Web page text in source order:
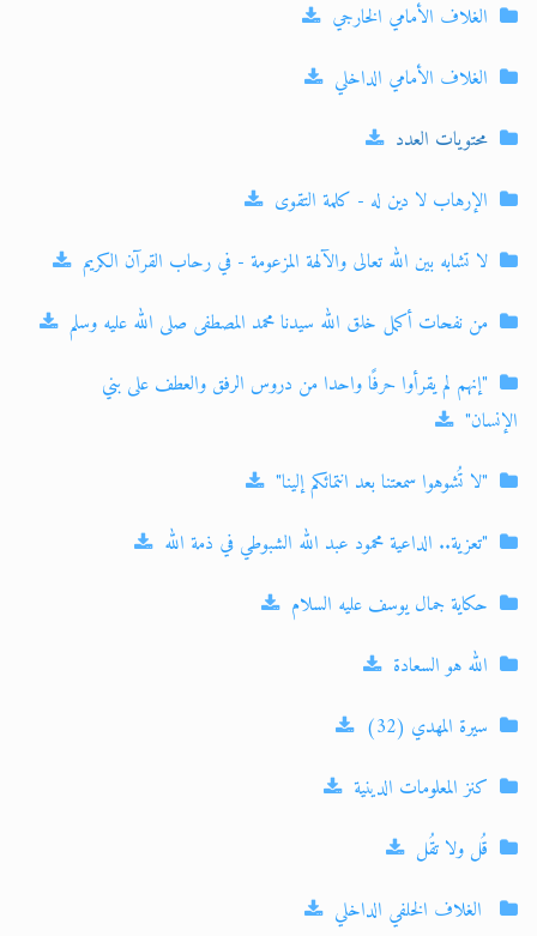
الغلاف الأمامي الخارجي
الغلاف الأمامي الداخلي
محتويات العدد
الإرهاب لا دين له - كلمة التقوى
لا تشابه بين الله تعالى والآلهة المزعومة - في رحاب القرآن الكريم
من نفحات أكمل خلق الله سيدنا محمد المصطفى صلى الله عليه وسلم
"إنهم لم يقرأوا حرفًا واحدا من دروس الرفق والعطف على بني
الإنسان"
"لا تُشوهوا سمعتنا بعد انتمائكم إلينا"
"تعزية.. الداعية محمود عبد الله الشبوطي في ذمة الله
حكاية جمال يوسف عليه السلام
الله هو السعادة
سيرة المهدي (32)
كنز المعلومات الدينية
قُل ولا تقُل
الغلاف الخلفي الداخلي